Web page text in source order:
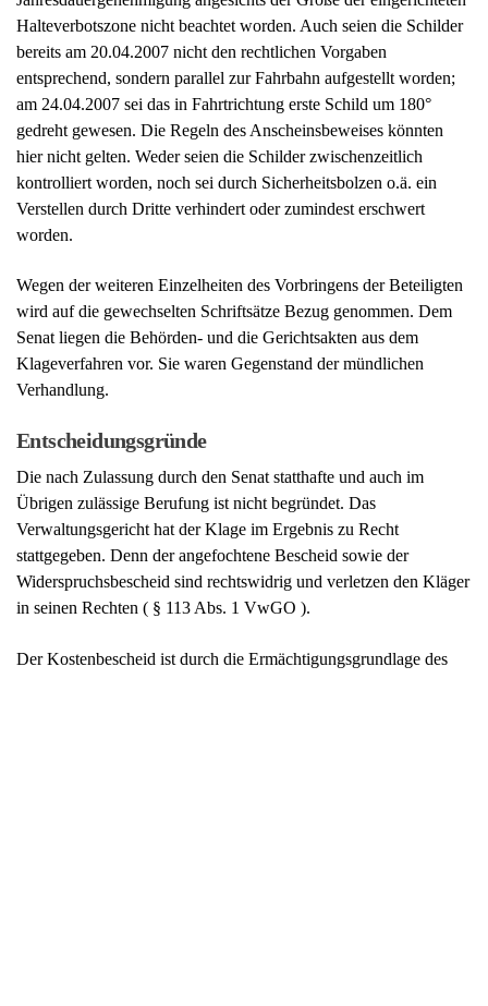
Verstellen durch Dritte verhindert oder zumindest erschwert
worden.
Wegen der weiteren Einzelheiten des Vorbringens der Beteiligten
wird auf die gewechselten Schriftsätze Bezug genommen. Dem
Senat liegen die Behörden- und die Gerichtsakten aus dem
Klageverfahren vor. Sie waren Gegenstand der mündlichen
Verhandlung.
Entscheidungsgründe
Die nach Zulassung durch den Senat statthafte und auch im
Übrigen zulässige Berufung ist nicht begründet. Das
Verwaltungsgericht hat der Klage im Ergebnis zu Recht
stattgegeben. Denn der angefochtene Bescheid sowie der
Widerspruchsbescheid sind rechtswidrig und verletzen den Kläger